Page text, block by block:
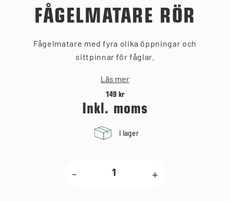
FÅGELMATARE RÖR
Fågelmatare med fyra olika öppningar och
sittpinnar för fåglar.
Läs mer
149 kr
Inkl. moms
I lager
- +